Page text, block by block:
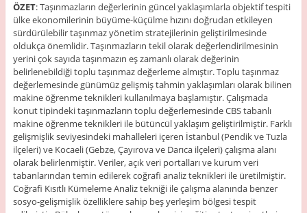
ÖZET: Taşınmazların değerlerinin güncel yaklaşımlarla objektif tespiti
ülke ekonomilerinin büyüme-küçülme hızını doğrudan etkileyen
sürdürülebilir taşınmaz yönetim stratejilerinin geliştirilmesinde
oldukça önemlidir. Taşınmazların tekil olarak değerlendirilmesinin
yerini çok sayıda taşınmazın eş zamanlı olarak değerinin
belirlenebildiği toplu taşınmaz değerleme almıştır. Toplu taşınmaz
değerlemesinde günümüz gelişmiş tahmin yaklaşımları olarak bilinen
makine öğrenme teknikleri kullanılmaya başlamıştır. Çalışmada
konut tipindeki taşınmazların toplu değerlemesinde CBS tabanlı
makine öğrenme teknikleri ile bütüncül yaklaşım geliştirilmiştir. Farklı
gelişmişlik seviyesindeki mahalleleri içeren İstanbul (Pendik ve Tuzla
ilçeleri) ve Kocaeli (Gebze, Çayırova ve Darıca ilçeleri) çalışma alanı
olarak belirlenmiştir. Veriler, açık veri portalları ve kurum veri
tabanlarından temin edilerek coğrafi analiz teknikleri ile üretilmiştir.
Coğrafi Kısıtlı Kümeleme Analiz tekniği ile çalışma alanında benzer
sosyo-gelişmişlik özelliklere sahip beş yerleşim bölgesi tespit